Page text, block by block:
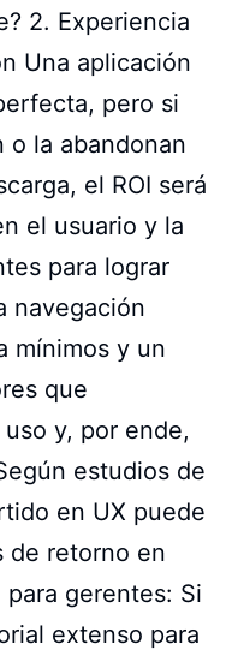
2. Experiencia
Una aplicación
pero si
o la abandonan
el ROI será
el usuario y la
para lograr
navegación
mínimos y un
que
y, por ende,
estudios de
en UX puede
de retorno en
gerentes: Si
extenso para